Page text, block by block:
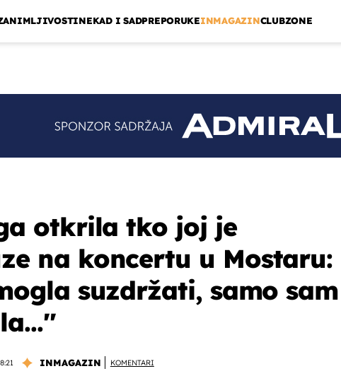
NEKAD I SADPREPORUKEINMAGAZINCLUBZONE
otkrila tko joj je
na koncertu u Mostaru:
suzdržati, samo sam
INMAGAZIN KOMENTARI